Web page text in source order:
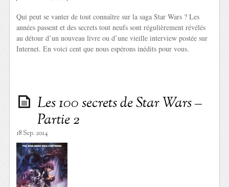
Qui peut se vanter de tout connaître sur la saga Star Wars ? Les
années passent et des secrets tout neufs sont régulièrement révélés
au détour d’un nouveau livre ou d’une vieille interview postée sur
Internet. En voici cent que nous espérons inédits pour vous.
Les 100 secrets de Star Wars –
Partie 2
18 Sep. 2014